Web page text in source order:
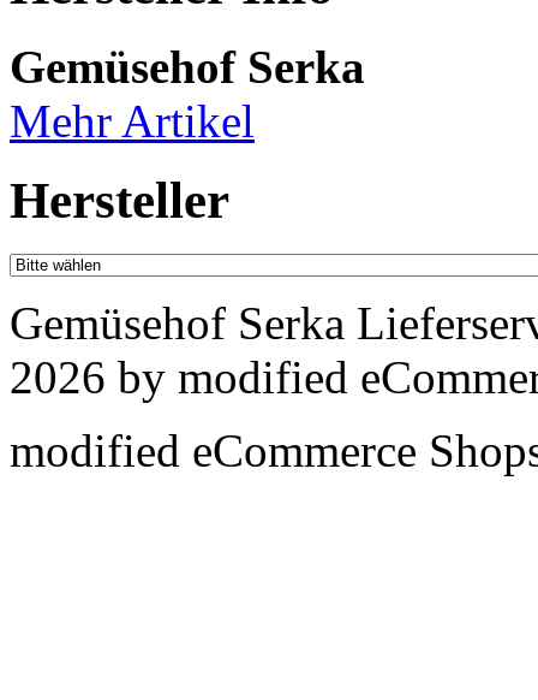
Gemüsehof Serka
Mehr Artikel
Hersteller
Gemüsehof Serka
2026 by modified
modified eCommerce